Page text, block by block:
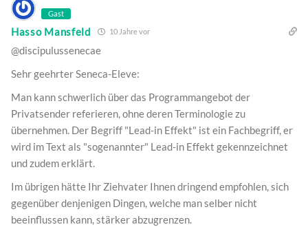
Gast
Hasso Mansfeld 10 Jahre vor
@discipulussenecae
Sehr geehrter Seneca-Eleve:
Man kann schwerlich über das Programmangebot der
Privatsender referieren, ohne deren Terminologie zu
übernehmen. Der Begriff "Lead-in Effekt" ist ein Fachbegriff, er
wird im Text als "sogenannter" Lead-in Effekt gekennzeichnet
und zudem erklärt.
Im übrigen hätte Ihr Ziehvater Ihnen dringend empfohlen, sich
gegenüber denjenigen Dingen, welche man selber nicht
beeinflussen kann, stärker abzugrenzen.